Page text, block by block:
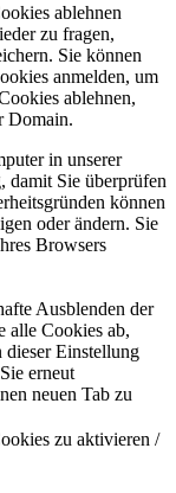
ablehnen
zu fragen,
Sie können
anmelden, um
ablehnen,
Domain.
in unserer
damit Sie überprüfen
können
oder ändern. Sie
Browsers
Ausblenden der
alle Cookies ab,
dieser Einstellung
erneut
neuen Tab zu
zu aktivieren /